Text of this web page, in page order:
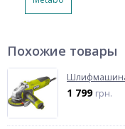
Похожие товары
Шлифмашина
1 799 грн.